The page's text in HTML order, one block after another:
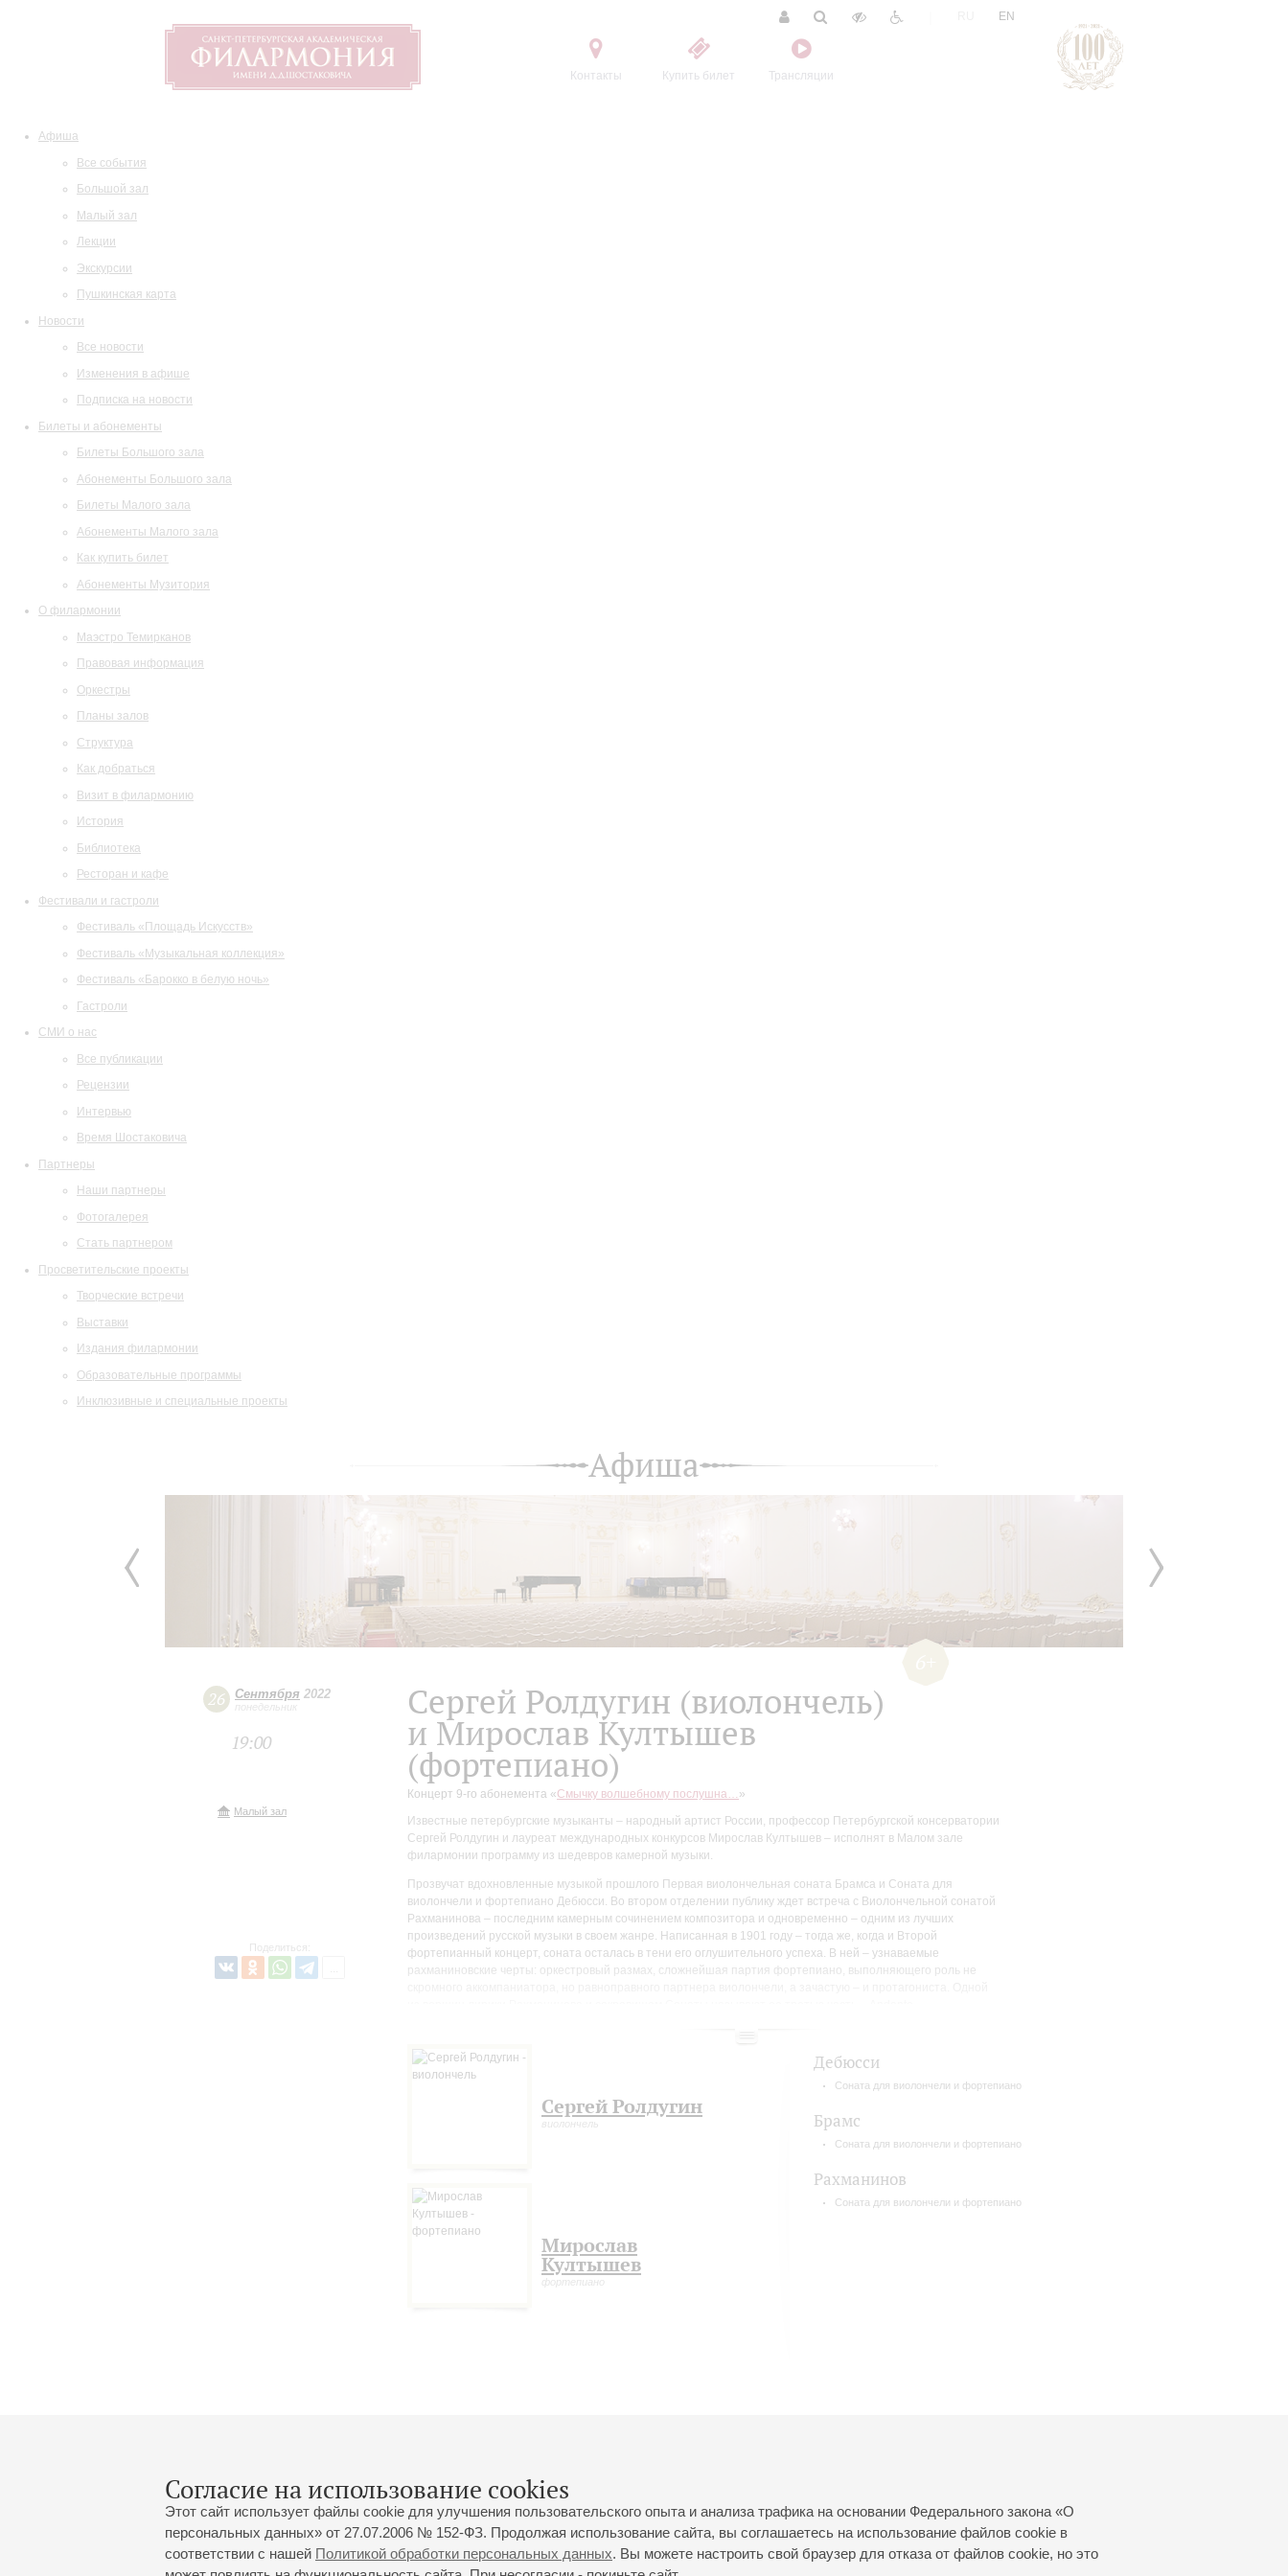
Контакты Купить билет Трансляции
EN
Афиша
Все события
Большой зал
Малый зал
Лекции
Экскурсии
Пушкинская карта
Новости
Все новости
Изменения в афише
Подписка на новости
Билеты и абонементы
Билеты Большого зала
Абонементы Большого зала
Билеты Малого зала
Абонементы Малого зала
Как купить билет
Абонементы Музитория
О филармонии
Маэстро Темирканов
Правовая информация
Оркестры
Планы залов
Структура
Как добраться
Визит в филармонию
История
Библиотека
Ресторан и кафе
Фестивали и гастроли
Фестиваль «Площадь Искусств»
Фестиваль «Музыкальная коллекция»
Фестиваль «Барокко в белую ночь»
Гастроли
СМИ о нас
Все публикации
Рецензии
Интервью
Время Шостаковича
Партнеры
Наши партнеры
Фотогалерея
Стать партнером
Просветительские проекты
Творческие встречи
Выставки
Издания филармонии
Образовательные программы
Инклюзивные и специальные проекты
Согласие на использование cookies
Этот сайт использует файлы cookie для улучшения пользовательского опыта и анализа трафика на основании Федерального закона «О
персональных данных» от 27.07.2006 № 152-ФЗ. Продолжая использование сайта, вы соглашаетесь на использование файлов cookie в
соответствии с нашей Политикой обработки персональных данных. Вы можете настроить свой браузер для отказа от файлов cookie, но это
Афиша
26 Сентября 2022
понедельник
19:00
Малый зал
Поделиться:
Сергей Ролдугин (виолончель)
и Мирослав Култышев
(фортепиано)
Концерт 9-го абонемента «Смычку волшебному послушна… »
Известные петербургские музыканты – народный артист России, профессор Петербургской консерватории
Сергей Ролдугин и лауреат международных конкурсов Мирослав Култышев – исполнят в Малом зале
филармонии программу из шедевров камерной музыки.
Прозвучат вдохновленные музыкой прошлого Первая виолончельная соната Брамса и Соната для
виолончели и фортепиано Дебюсси. Во втором отделении публику ждет встреча с Виолончельной сонатой
Рахманинова – последним камерным сочинением композитора и одновременно – одним из лучших
произведений русской музыки в своем жанре. Написанная в 1901 году – тогда же, когда и Второй
фортепианный концерт, соната осталась в тени его оглушительного успеха. В ней – узнаваемые
рахманиновские черты: оркестровый размах, сложнейшая партия фортепиано, выполняющего роль не
Сергей Ролдугин
виолончель
Мирослав
Култышев
фортепиано
Дебюсси
Соната для виолончели и фортепиано
Брамс
Соната для виолончели и фортепиано
Рахманинов
Соната для виолончели и фортепиано